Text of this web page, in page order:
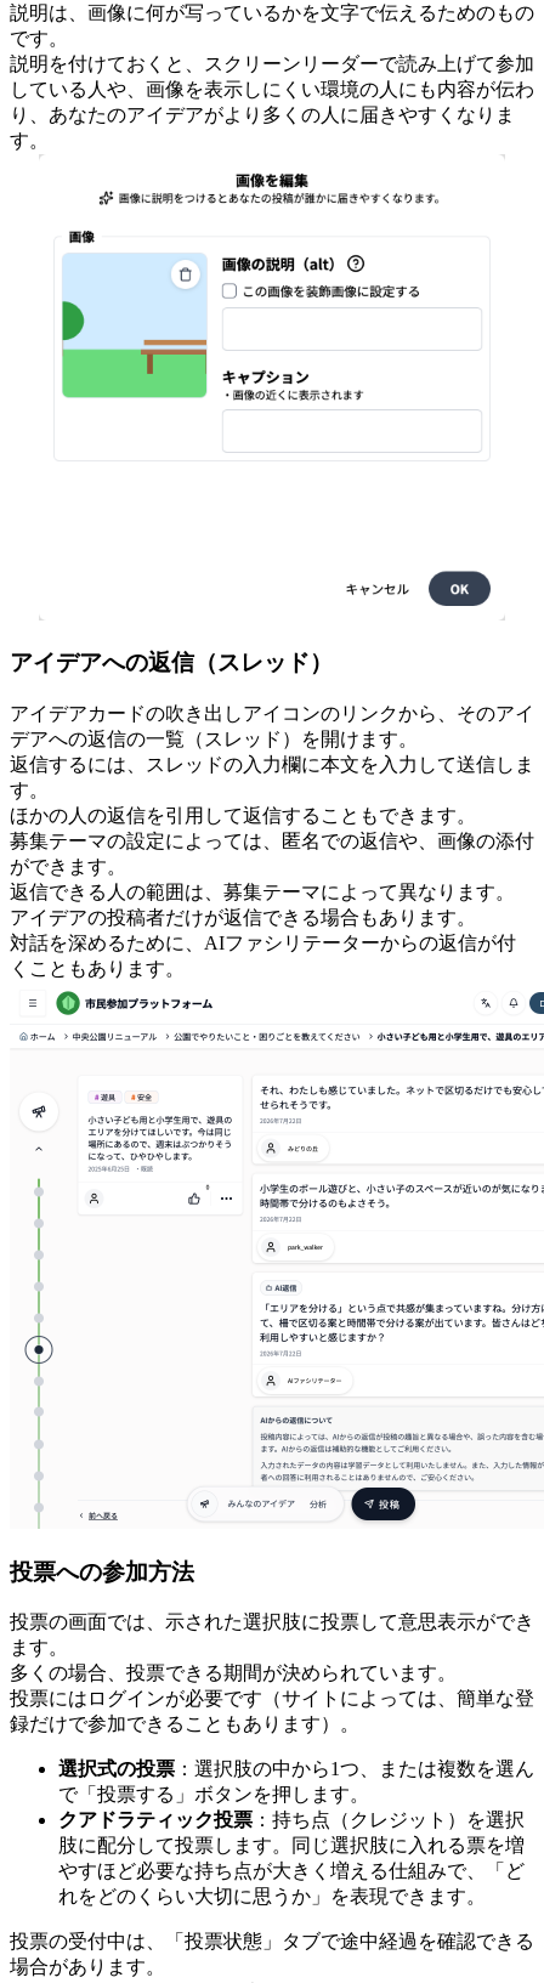
説明は、画像に何が写っているかを文字で伝えるためのもの
です。
説明を付けておくと、スクリーンリーダーで読み上げて参加
している人や、画像を表示しにくい環境の人にも内容が伝わ
り、あなたのアイデアがより多くの人に届きやすくなりま
す。
アイデアへの返信（スレッド）
アイデアカードの吹き出しアイコンのリンクから、そのアイ
デアへの返信の一覧（スレッド）を開けます。
返信するには、スレッドの入力欄に本文を入力して送信しま
す。
ほかの人の返信を引用して返信することもできます。
募集テーマの設定によっては、匿名での返信や、画像の添付
ができます。
返信できる人の範囲は、募集テーマによって異なります。
アイデアの投稿者だけが返信できる場合もあります。
対話を深めるために、AIファシリテーターからの返信が付
くこともあります。
投票への参加方法
投票の画面では、示された選択肢に投票して意思表示ができ
ます。
多くの場合、投票できる期間が決められています。
投票にはログインが必要です（サイトによっては、簡単な登
録だけで参加できることもあります）。
選択式の投票 ：選択肢の中から1つ、または複数を選ん
で「投票する」ボタンを押します。
クアドラティック投票 ：持ち点（クレジット）を選択
肢に配分して投票します。同じ選択肢に入れる票を増
やすほど必要な持ち点が大きく増える仕組みで、「ど
れをどのくらい大切に思うか」を表現できます。
投票の受付中は、「投票状態」タブで途中経過を確認できる
場合があります。